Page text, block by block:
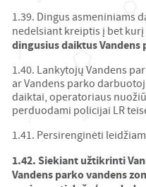
1.39. Dingus asmeniniams
nedelsiant kreiptis į bet
dingusius daiktus Vandens
1.40. Lankytojų Vandens
ar Vandens parko
daiktai, operatoriaus
perduodami policijai LR
1.41. Persirenginėti
1.42. Siekiant užtikrinti
Vandens parko vandens